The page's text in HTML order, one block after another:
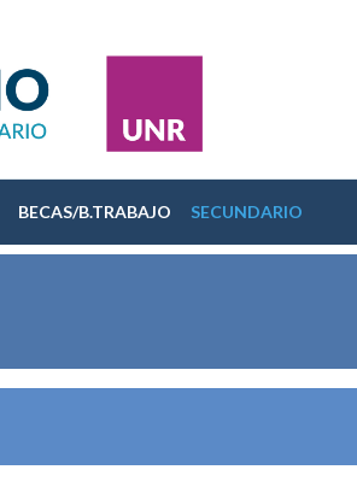
BECAS/B.TRABAJO SECUNDARIO